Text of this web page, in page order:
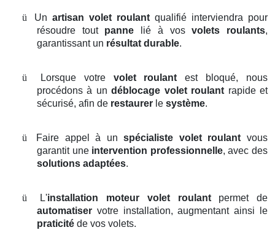
ü Un artisan volet roulantqualifié interviendra pour
résoudre tout panne lié à vosvolets roulants,
garantissant un résultat durable.
ü Lorsque votre volet roulantest bloqué, nous
procédons à undéblocage volet roulantrapide et
sécurisé, afin de restaurer le système.
ü Faire appel à unspécialiste volet roulantvous
garantit une intervention professionnelle, avec des
solutions adaptées.
ü L'installation moteur volet roulantpermet de
automatiser votre installation, augmentant ainsi le
praticité de vos volets.